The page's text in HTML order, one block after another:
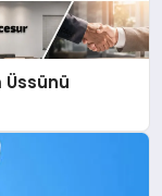
Üssünü